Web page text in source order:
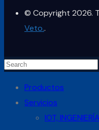
© Copyright 2026.
Veto..
Productos
Servicios
IOT,